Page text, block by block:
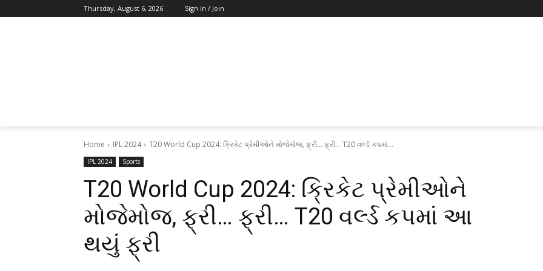
Thursday, August 6, 2026 Sign in / Join
Home IPL 2024 T20 World Cup 2024: ક્રિકેટ પ્રેમીઓને મોજેમોજ, ફ્રી... ફ્રી... T20 વર્લ્ડ કપમાં...
IPL 2024 Sports
T20 World Cup 2024: ક્રિકેટ પ્રેમીઓને
મોજેમોજ, ફ્રી… ફ્રી… T20 વર્લ્ડ કપમાં આ
થયું ફ્રી